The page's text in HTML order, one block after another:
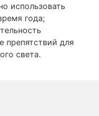
использовать
года;
препятствий для
света.